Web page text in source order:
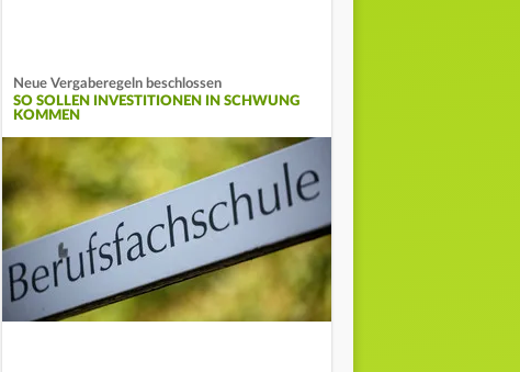
Neue Vergaberegeln beschlossen
SO SOLLEN INVESTITIONEN IN SCHWUNG
KOMMEN